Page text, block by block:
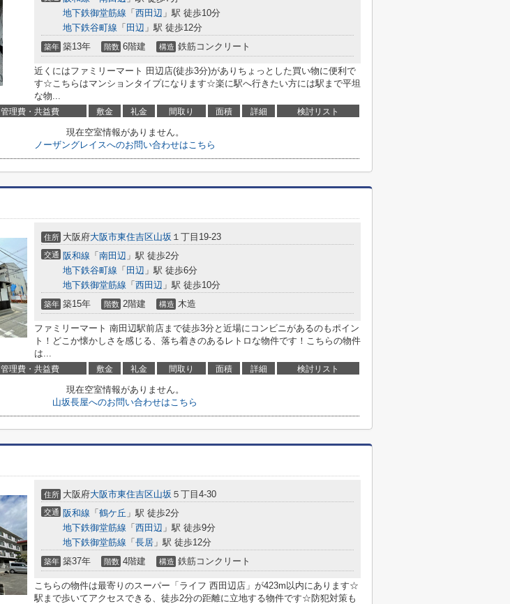
地下鉄御堂筋線 「 西田辺 」駅 徒歩10分
地下鉄谷町線 「 田辺 」駅 徒歩12分
築年 築13年 階数 6階建 構造 鉄筋コンクリート
近くにはファミリーマート 田辺店(徒歩3分)がありちょっとした買い物に便利で
す☆こちらはマンションタイプになります☆楽に駅へ行きたい方には駅まで平坦
な物...
管理費・共益費 敷金 礼金 間取り 面積 詳細 検討リスト
現在空室情報がありません。
ノーザングレイスへのお問い合わせはこちら
住所 大阪府大阪市東住吉区山坂 １丁目19-23
交通 阪和線 「 南田辺 」駅 徒歩2分
地下鉄谷町線 「 田辺 」駅 徒歩6分
地下鉄御堂筋線 「 西田辺 」駅 徒歩10分
築年 築15年 階数 2階建 構造 木造
ファミリーマート 南田辺駅前店まで徒歩3分と近場にコンビニがあるのもポイン
ト！どこか懐かしさを感じる、落ち着きのあるレトロな物件です！こちらの物件
は...
管理費・共益費 敷金 礼金 間取り 面積 詳細 検討リスト
現在空室情報がありません。
山坂長屋へのお問い合わせはこちら
住所 大阪府大阪市東住吉区山坂 ５丁目4-30
交通 阪和線 「 鶴ケ丘 」駅 徒歩2分
地下鉄御堂筋線 「 西田辺 」駅 徒歩9分
地下鉄御堂筋線 「 長居 」駅 徒歩12分
築年 築37年 階数 4階建 構造 鉄筋コンクリート
こちらの物件は最寄りのスーパー「ライフ 西田辺店」が423m以内にあります☆
駅まで歩いてアクセスできる、徒歩2分の距離に立地する物件です☆防犯対策も